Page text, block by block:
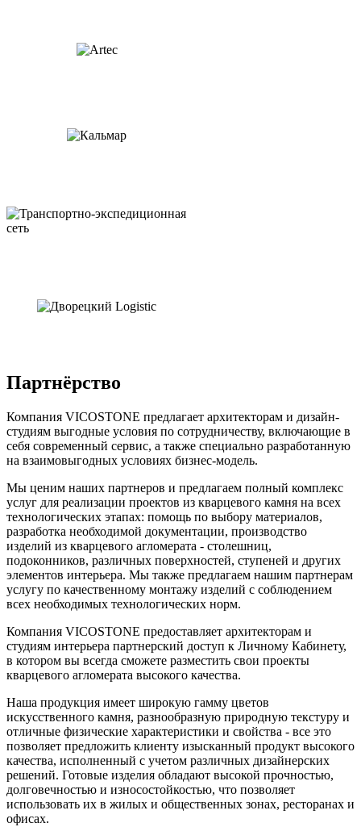
Партнёрство
Компания VICOSTONE предлагает архитекторам и дизайн-
студиям выгодные условия по сотрудничеству, включающие в
себя современный сервис, а также специально разработанную
на взаимовыгодных условиях бизнес-модель.
Мы ценим наших партнеров и предлагаем полный комплекс
услуг для реализации проектов из кварцевого камня на всех
технологических этапах: помощь по выбору материалов,
разработка необходимой документации, производство
изделий из кварцевого агломерата - столешниц,
подоконников, различных поверхностей, ступеней и других
элементов интерьера. Мы также предлагаем нашим партнерам
услугу по качественному монтажу изделий с соблюдением
всех необходимых технологических норм.
Компания VICOSTONE предоставляет архитекторам и
студиям интерьера партнерский доступ к Личному Кабинету,
в котором вы всегда сможете разместить свои проекты
кварцевого агломерата высокого качества.
Наша продукция имеет широкую гамму цветов
искусственного камня, разнообразную природную текстуру и
отличные физические характеристики и свойства - все это
позволяет предложить клиенту изысканный продукт высокого
качества, исполненный с учетом различных дизайнерских
решений. Готовые изделия обладают высокой прочностью,
долговечностью и износостойкостью, что позволяет
использовать их в жилых и общественных зонах, ресторанах и
офисах.